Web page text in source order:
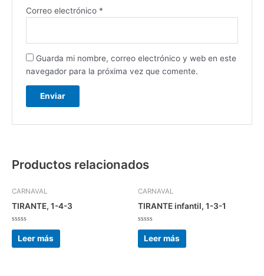
Correo electrónico *
Guarda mi nombre, correo electrónico y web en este
navegador para la próxima vez que comente.
Productos relacionados
CARNAVAL
TIRANTE, 1-4-3
Valorado
con
de
Leer más
CARNAVAL
TIRANTE infantil, 1-3-1
Valorado
con
de
Leer más